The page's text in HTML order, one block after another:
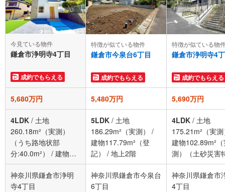
今見ている物件
鎌倉市浄明寺4丁目
成約でもらえる
特徴が似ている物件
鎌倉市今泉台6丁目
成約でもらえる
特徴が似ている物
鎌倉市浄明寺4
成約でもらえる
5,680万円 5,480万円 5,690万円
4LDK / 土地
260.18m²（実測）
（うち路地状部
分:40.0m²）
/ 建物
107.74m²（実測）/
地上2階建
5LDK / 土地
186.29m²（実測）
/
建物117.79m²（登
記）
/ 地上2階
4LDK / 土地
175.21m²（実
建物102.89m²
測）（土砂災害
戒区域）/地上
神奈川県鎌倉市浄明
寺4丁目
神奈川県鎌倉市今泉台
6丁目
神奈川県鎌倉市
4丁目